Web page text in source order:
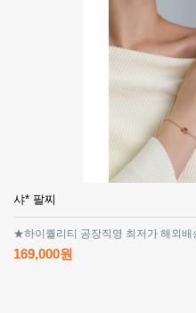
샤* 팔찌
★하이퀄리티 공장직영 최저가 해외
169,000원